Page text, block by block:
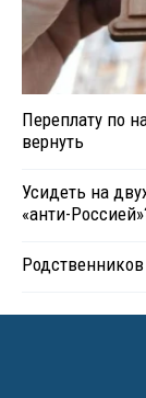
Переплату по
вернуть
Усидеть на
«анти-